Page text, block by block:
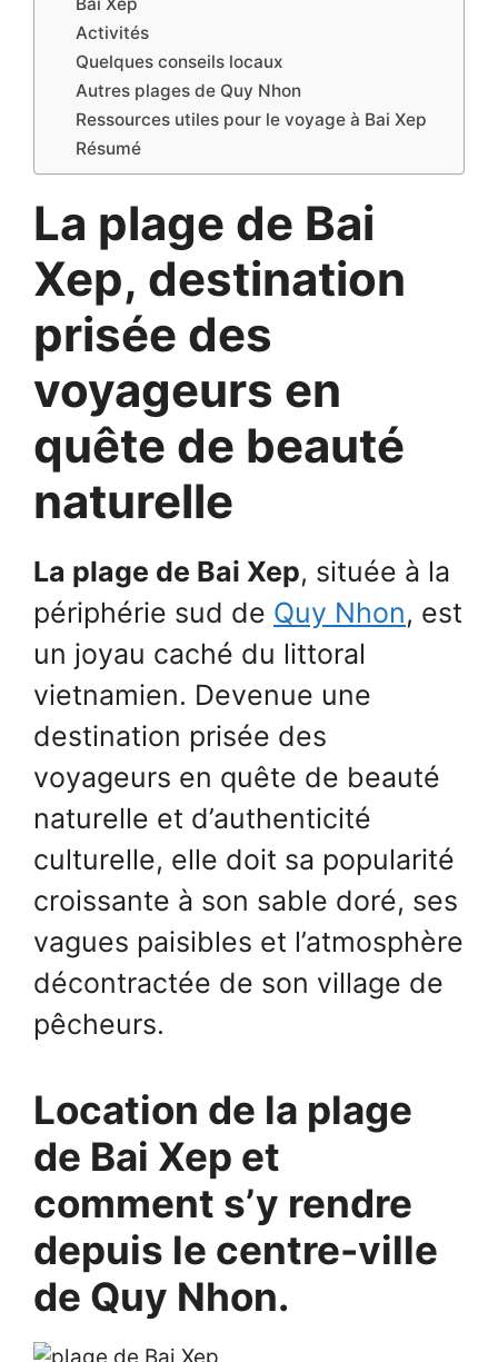
Activités
Quelques conseils locaux
Autres plages de Quy Nhon
Ressources utiles pour le voyage à Bai Xep
Résumé
La plage de Bai
Xep, destination
prisée des
voyageurs en
quête de beauté
naturelle
La plage de Bai Xep, située à la
périphérie sud de Quy Nhon, est
un joyau caché du littoral
vietnamien. Devenue une
destination prisée des
voyageurs en quête de beauté
naturelle et d’authenticité
culturelle, elle doit sa popularité
croissante à son sable doré, ses
vagues paisibles et l’atmosphère
décontractée de son village de
pêcheurs.
Location de la plage
de Bai Xep et
comment s’y rendre
depuis le centre-ville
de Quy Nhon.